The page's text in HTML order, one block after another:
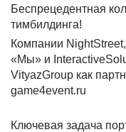
Беспрецедентная
тимбилдинга!
Компании
«Мы» и
VityazGroup как
game4event.ru
Ключевая задача